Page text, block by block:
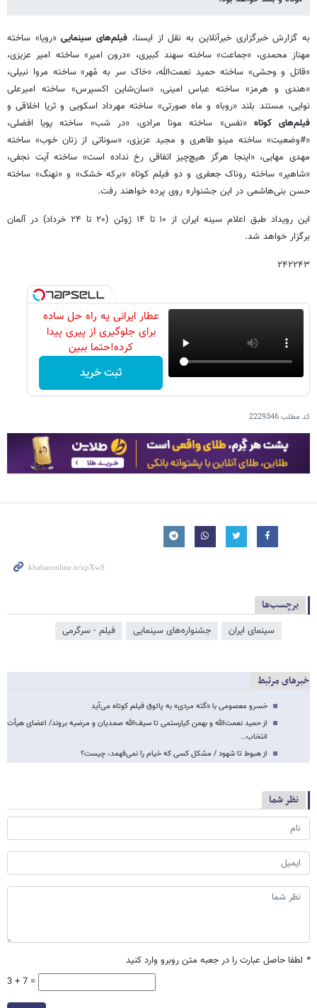
به گزارش خبرگزاری خبرآنلاین به نقل از ایسنا، فیلم‌های سینمایی«رویا» ساخته
مهناز محمدی، «جماعت» ساخته سهند کبیری، «درون امیر» ساخته امیر عزیزی،
«قاتل و وحشی» ساخته حمید نعمت‌الله، «خاک سر به مُهر» ساخته مروا نبیلی،
«هندی و هرمز» ساخته عباس امینی، «سان‌شاین اکسپرس» ساخته امیرعلی
نوایی، مستند بلند «روباه و ماه صورتی» ساخته مهرداد اسکویی و ثریا اخلاقی و
فیلم‌های کوتاه «نفس» ساخته مونا مرادی، «در شب» ساخته پویا افضلی،
«#وضعیت» ساخته مینو طاهری و مجید عزیزی، «سوناتی از زنان خوب» ساخته
مهدی مهایی، «اینجا هرگز هیچ‌چیز اتفاقی رخ نداده است» ساخته آیت نجفی،
«شاهپر» ساخته روناک جعفری و دو فیلم کوتاه «برکه خشک» و «نهنگ» ساخته
حسن بنی‌هاشمی در این جشنواره روی پرده ‌خواهند رفت.
این رویداد طبق اعلام سینه ایران از ۱۰ تا ۱۴ ژوئن (۲۰ تا ۲۴ خرداد) در آلمان
برگزار خواهد شد.
۲۴۲۲۴۳
عطار ایرانی یه راه حل ساده
برای جلوگیری از پیری پیدا
کرده!حتما ببین
ثبت خرید
کد مطلب2229346
برچسب‌ها
سینمای ایران جشنواره‌های سینمایی فیلم - سرگرمی
خبرهای مرتبط
خسرو معصومی با «گته مردی» به پاتوق فیلم کوتاه می‌آید
از حمید نعمت‌الله و بهمن کیارستمی تا سیف‌الله صمدیان و مرضیه بروند/ اعضای هیأت
انتخاب…
از هبوط تا شهود / مشکل کسی که خیام را نمی‌فهمد، چیست؟
نظر شما
* لطفا حاصل عبارت را در جعبه متن روبرو وارد کنید
3 + 7 =